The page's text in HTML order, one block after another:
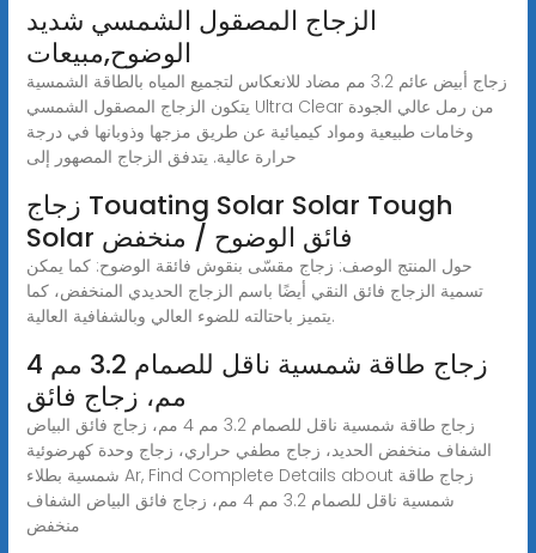
الزجاج المصقول الشمسي شديد
الوضوح,مبيعات
زجاج أبيض عائم 3.2 مم مضاد للانعكاس لتجميع المياه بالطاقة الشمسية
يتكون الزجاج المصقول الشمسي Ultra Clear من رمل عالي الجودة
وخامات طبيعية ومواد كيميائية عن طريق مزجها وذوبانها في درجة
حرارة عالية. يتدفق الزجاج المصهور إلى
زجاج Touating Solar Solar Tough
Solar فائق الوضوح / منخفض
حول المنتج الوصف: زجاج مقسّى بنقوش فائقة الوضوح: كما يمكن
تسمية الزجاج فائق النقي أيضًا باسم الزجاج الحديدي المنخفض، كما
يتميز باحتالته للضوء العالي وبالشفافية العالية.
زجاج طاقة شمسية ناقل للصمام 3.2 مم 4
مم، زجاج فائق
زجاج طاقة شمسية ناقل للصمام 3.2 مم 4 مم، زجاج فائق البياض
الشفاف منخفض الحديد، زجاج مطفي حراري، زجاج وحدة كهرضوئية
شمسية بطلاء Ar, Find Complete Details about زجاج طاقة
شمسية ناقل للصمام 3.2 مم 4 مم، زجاج فائق البياض الشفاف
منخفض